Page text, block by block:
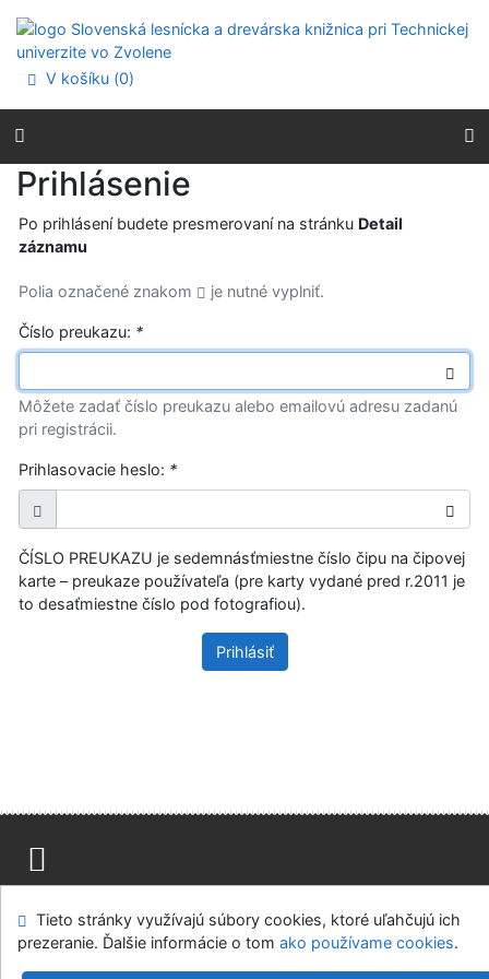
Prejsť na menu
Prehlásenie o webovej prístupnosti
V košíku (0)
Prihlásenie
Po prihlásení budete presmerovaní na stránku Detail
záznamu
Polia označené znakom je nutné vyplniť.
Číslo preukazu: *
Môžete zadať číslo preukazu alebo emailovú adresu zadanú
pri registrácii.
Prihlasovacie heslo: *
ČÍSLO PREUKAZU je sedemnásťmiestne číslo čipu na čipovej
karte – preukaze používateľa (pre karty vydané pred r.2011 je
to desaťmiestne číslo pod fotografiou).
Prihlásiť
Modul OpenSearch
Napíšte nám Nastavenie cookies
Tieto stránky využívajú súbory cookies, ktoré uľahčujú ich
prezeranie. Ďalšie informácie o tom ako používame cookies.